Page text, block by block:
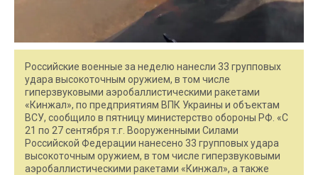
Российские военные за неделю нанесли 33 групповых
удара высокоточным оружием, в том числе
гиперзвуковыми аэробаллистическими ракетами
«Кинжал», по предприятиям ВПК Украины и объектам
ВСУ, сообщило в пятницу министерство обороны РФ. «С
21 по 27 сентября т.г. Вооруженными Силами
Российской Федерации нанесено 33 групповых удара
высокоточным оружием, в том числе гиперзвуковыми
аэробаллистическими ракетами «Кинжал», а также